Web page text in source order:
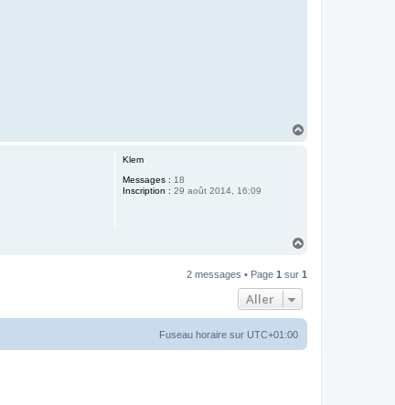
Klem
Messages : 18
Inscription : 29 août 2014, 16:09
t
2 messages • Page 1 sur 1
Aller
Fuseau horaire sur UTC+01:00